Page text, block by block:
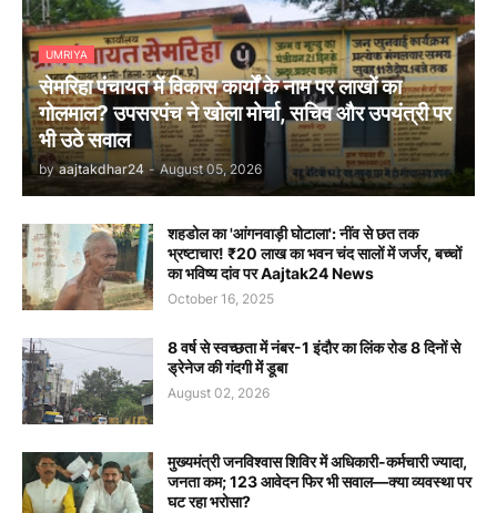
UMRIYA
सेमरिहा पंचायत में विकास कार्यों के नाम पर लाखों का
गोलमाल? उपसरपंच ने खोला मोर्चा, सचिव और उपयंत्री पर
भी उठे सवाल
by aajtakdhar24 - August 05, 2026
शहडोल का 'आंगनवाड़ी घोटाला': नींव से छत तक
भ्रष्टाचार! ₹20 लाख का भवन चंद सालों में जर्जर, बच्चों
का भविष्य दांव पर Aajtak24 News
October 16, 2025
8 वर्ष से स्वच्छता में नंबर-1 इंदौर का लिंक रोड 8 दिनों से
ड्रेनेज की गंदगी में डूबा
August 02, 2026
मुख्यमंत्री जनविश्वास शिविर में अधिकारी-कर्मचारी ज्यादा,
जनता कम; 123 आवेदन फिर भी सवाल—क्या व्यवस्था पर
घट रहा भरोसा?